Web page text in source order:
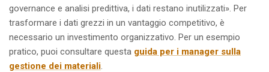
governance e analisi predittiva, i dati restano inutilizzati». Per
trasformare i dati grezzi in un vantaggio competitivo, è
necessario un investimento organizzativo. Per un esempio
pratico, puoi consultare questa guida per i manager sulla
gestione dei materiali.